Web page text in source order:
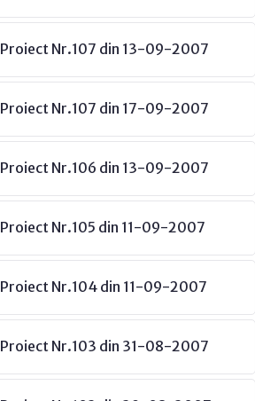
Proiect Nr.107 din 13-09-2007
Proiect Nr.107 din 17-09-2007
Proiect Nr.106 din 13-09-2007
Proiect Nr.105 din 11-09-2007
Proiect Nr.104 din 11-09-2007
Proiect Nr.103 din 31-08-2007